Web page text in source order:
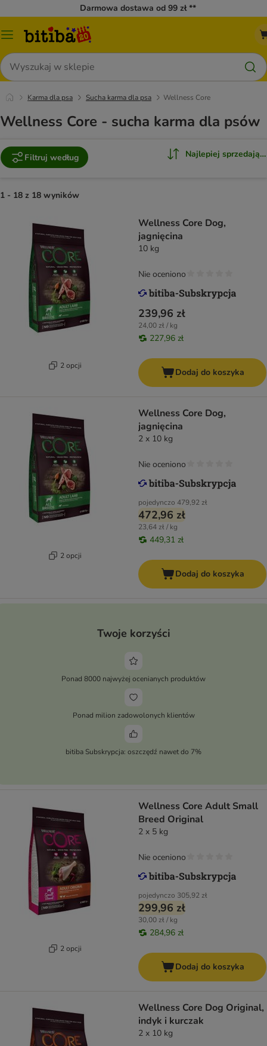
Darmowa dostawa od 99 zł **
Menu
Szukaj
Karma dla psa Sucha karma dla psa Wellness Core
Wellness Core - sucha karma dla psów
Filtruj według Najlepiej
1 - 18 z 18 wyników
2 opcji
Wellness Core Dog,
jagnięcina
10 kg
239,96 zł
24,00 zł / kg
227,96 zł
Nie oceniono
Dodaj do koszyka
2 opcji
Wellness Core Dog,
jagnięcina
2 x 10 kg
pojedynczo 479,92 zł
472,96 zł
23,64 zł / kg
449,31 zł
Nie oceniono
Dodaj do koszyka
Twoje korzyści
Ponad 8000 najwyżej ocenianych produktów
Ponad milion zadowolonych klientów
bitiba Subskrypcja: oszczędź nawet do 7%
2 opcji
Wellness Core Adult Small
Breed Original
2 x 5 kg
pojedynczo 305,92 zł
299,96 zł
30,00 zł / kg
284,96 zł
Nie oceniono
Dodaj do koszyka
Wellness Core Dog Original,
indyk i kurczak
2 x 10 kg